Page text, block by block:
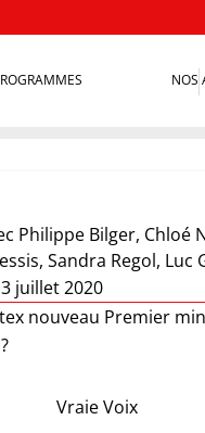
NOS
Philippe Bilger, Chloé
Sandra Regol, Luc
juillet 2020
nouveau Premier
Vraie Voix